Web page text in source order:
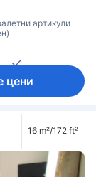
артикули
за боклук
цени
16 m²/172 ft²